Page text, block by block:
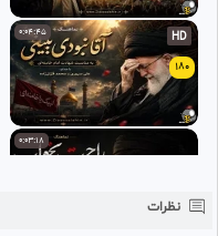
180
0:04:45 HD
0:03:18
نظرات